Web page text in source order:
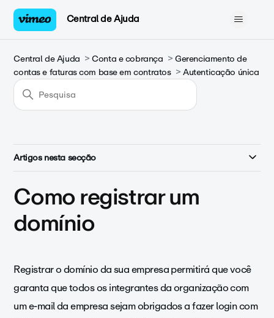
Central de Ajuda
Central de Ajuda Conta e cobrança
Gerenciamento de
contas e faturas com base em contratos
Autenticação única
Artigos nesta secção
Como registrar um
domínio
Registrar o domínio da sua empresa permitirá que você
garanta que todos os integrantes da organização com
um e-mail da empresa sejam obrigados a fazer login com